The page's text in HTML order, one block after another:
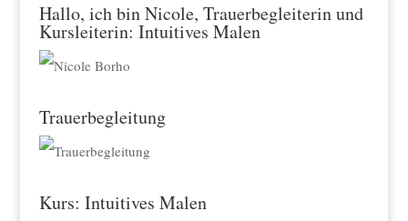
Hallo, ich bin Nicole, Trauerbegleiterin und
Kursleiterin: Intuitives Malen
Trauerbegleitung
Kurs: Intuitives Malen